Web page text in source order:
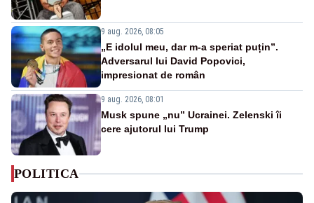
9 aug. 2026, 08:05
„E idolul meu, dar m-a speriat puțin”.
Adversarul lui David Popovici,
impresionat de român
9 aug. 2026, 08:01
Musk spune „nu” Ucrainei. Zelenski îi
cere ajutorul lui Trump
POLITICA